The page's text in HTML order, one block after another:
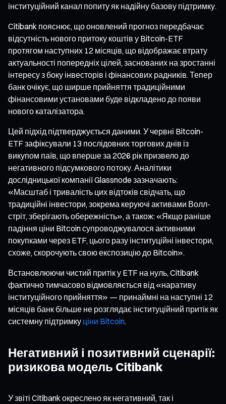
інституційний канал попиту як надійну базову підтримку.
Citibank пояснює, що оновлений прогноз передбачає
відсутність нового притоку коштів у Bitcoin-ETF
протягом наступних 12 місяців, що відображає втрату
актуальності попередніх цілей, заснованих на зростанні
інтересу з боку інвесторів і фінансових радників. Тепер
банк очікує, що ширше прийняття традиційними
фінансовими установами буде відкладено до появи
нового каталізатора.
Цей підхід підтверджується даними. У червні Bitcoin-
ETF зафіксували 13 послідовних торгових днів із
викупом паїв, що вперше за 2026 рік призвело до
негативного підсумкового потоку. Аналітики
дослідницької компанії Glassnode зазначають:
«Масштаб і тривалість цих відтоків свідчать, що
традиційні інвестори, зокрема керуючі активами Волл-
стріт, зберігають обережність», а також: «Якщо раніше
падіння ціни Bitcoin супроводжувалося активними
покупками через ETF, цього разу інституційні інвестори,
схоже, скорочують свою експозицію до Bitcoin».
Встановлюючи чистий притік у ETF на нуль, Citibank
фактично тимчасово відмовляється від «наративу
інституційного прийняття» — принаймні на наступні 12
місяців банк більше не розглядає інституційний притік як
системну підтримку ціни Bitcoin.
Негативний і позитивний сценарії:
ризикова модель Citibank
У звіті Citibank окреслено як негативний, так і